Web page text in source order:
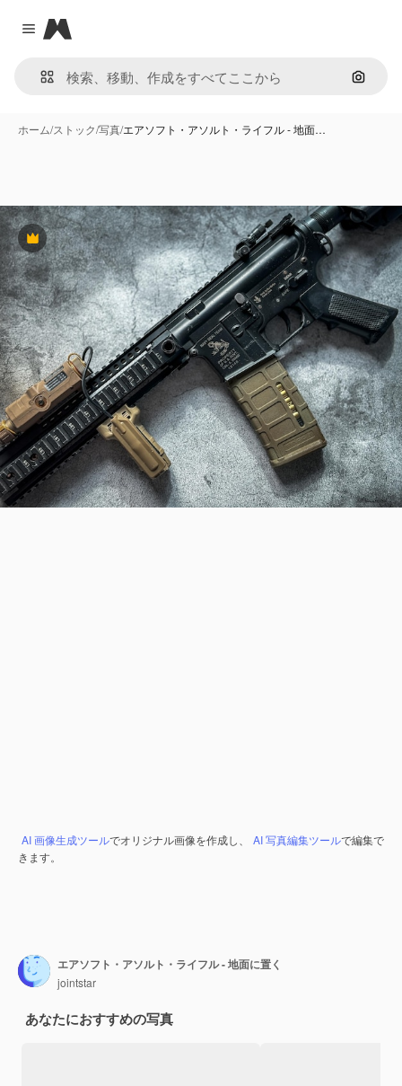
Close menu
Magnific
画像で
ホーム/ストック/写真/エアソフト・アソルト・ライフル - 地面…
Premium
AI 画像生成ツールでオリジナル画像を作成し、 AI 写真編集ツールで編集で
きます。
エアソフト・アソルト・ライフル - 地面に置く
jointstar
あなたにおすすめの写真